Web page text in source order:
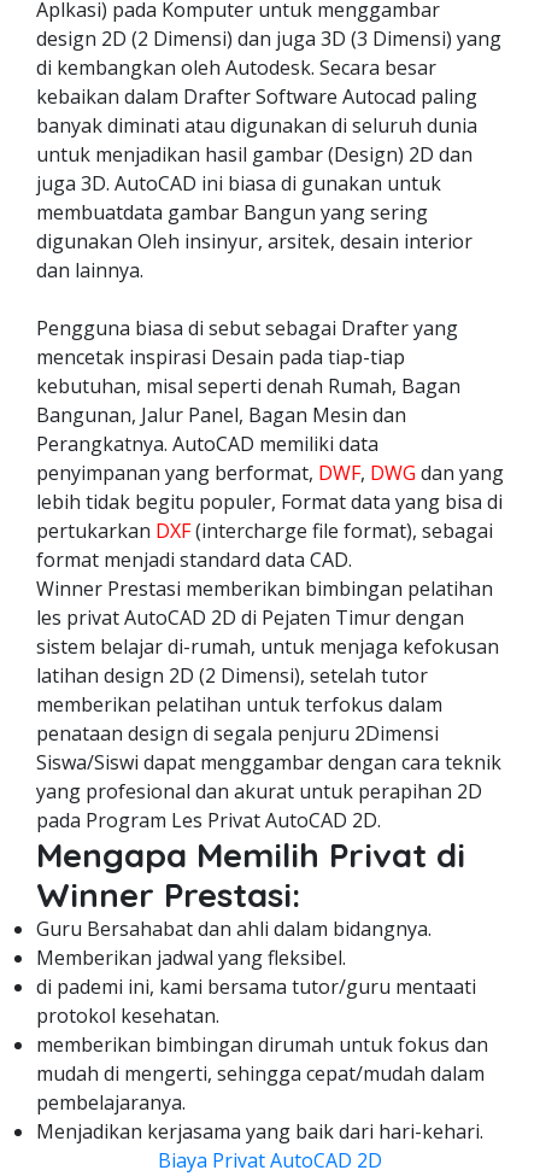
Aplkasi) pada Komputer untuk menggambar
design 2D (2 Dimensi) dan juga 3D (3 Dimensi) yang
di kembangkan oleh Autodesk. Secara besar
kebaikan dalam Drafter Software Autocad paling
banyak diminati atau digunakan di seluruh dunia
untuk menjadikan hasil gambar (Design) 2D dan
juga 3D. AutoCAD ini biasa di gunakan untuk
membuatdata gambar Bangun yang sering
digunakan Oleh insinyur, arsitek, desain interior
dan lainnya.
Pengguna biasa di sebut sebagai Drafter yang
mencetak inspirasi Desain pada tiap-tiap
kebutuhan, misal seperti denah Rumah, Bagan
Bangunan, Jalur Panel, Bagan Mesin dan
Perangkatnya. AutoCAD memiliki data
penyimpanan yang berformat, DWF, DWG dan yang
lebih tidak begitu populer, Format data yang bisa di
pertukarkan DXF(intercharge file format), sebagai
format menjadi standard data CAD.
Winner Prestasi memberikan bimbingan pelatihan
les privat AutoCAD 2D di Pejaten Timur dengan
sistem belajar di-rumah, untuk menjaga kefokusan
latihan design 2D (2 Dimensi), setelah tutor
memberikan pelatihan untuk terfokus dalam
penataan design di segala penjuru 2Dimensi
Siswa/Siswi dapat menggambar dengan cara teknik
yang profesional dan akurat untuk perapihan 2D
pada Program Les Privat AutoCAD 2D.
Mengapa Memilih Privat di
Winner Prestasi:
Guru Bersahabat dan ahli dalam bidangnya.
Memberikan jadwal yang fleksibel.
di pademi ini, kami bersama tutor/guru mentaati
protokol kesehatan.
memberikan bimbingan dirumah untuk fokus dan
mudah di mengerti, sehingga cepat/mudah dalam
pembelajaranya.
Menjadikan kerjasama yang baik dari hari-kehari.
Biaya Privat AutoCAD 2D